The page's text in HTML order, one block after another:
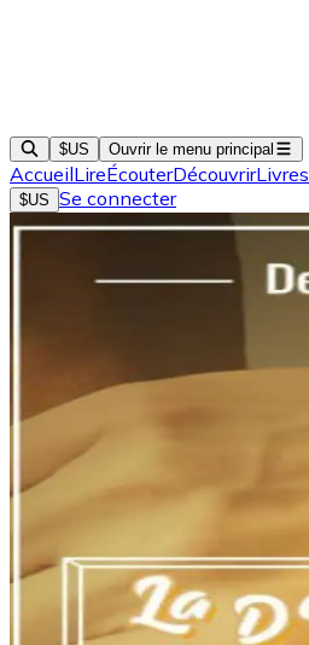
$US Ouvrir le menu principal
AccueilLireÉcouterDécouvrirLivres
$US Se connecter